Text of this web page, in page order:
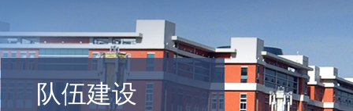
队伍建设